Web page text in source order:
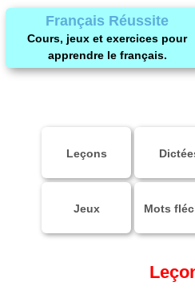
Français Réussite
Cours, jeux et exercices pour
apprendre le français.
Leçons
Jeux Mots